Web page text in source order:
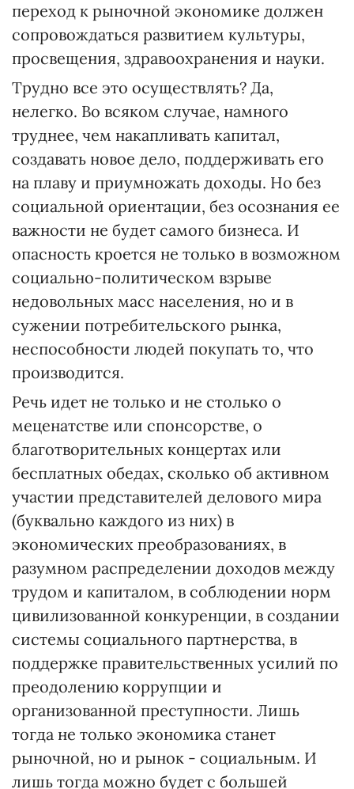
переход к рыночной экономике должен
сопровождаться развитием культуры,
просвещения, здравоохранения и науки.
Трудно все это осуществлять? Да,
нелегко. Во всяком случае, намного
труднее, чем накапливать капитал,
создавать новое дело, поддерживать его
на плаву и приумножать доходы. Но без
социальной ориентации, без осознания ее
важности не будет самого бизнеса. И
опасность кроется не только в возможном
социально-политическом взрыве
недовольных масс населения, но и в
сужении потребительского рынка,
неспособности людей покупать то, что
производится.
Речь идет не только и не столько о
меценатстве или спонсорстве, о
благотворительных концертах или
бесплатных обедах, сколько об активном
участии представителей делового мира
(буквально каждого из них) в
экономических преобразованиях, в
разумном распределении доходов между
трудом и капиталом, в соблюдении норм
цивилизованной конкуренции, в создании
системы социального партнерства, в
поддержке правительственных усилий по
преодолению коррупции и
организованной преступности. Лишь
тогда не только экономика станет
рыночной, но и рынок - социальным. И
лишь тогда можно будет с большей